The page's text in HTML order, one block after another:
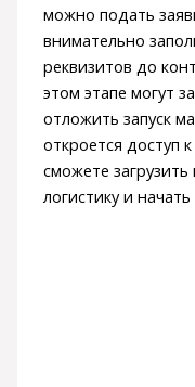
можно подать
внимательно
реквизитов до
этом этапе могут
отложить запуск
откроется доступ
сможете
логистику и